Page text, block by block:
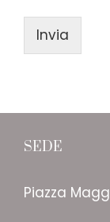
Invia
SEDE
Piazza